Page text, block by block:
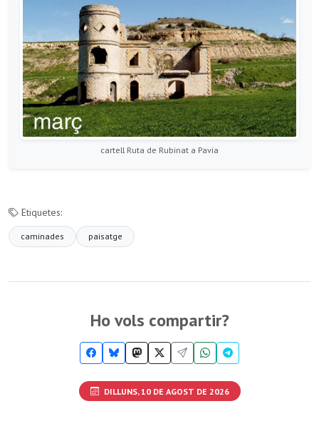
cartell Ruta de Rubinat a Pavia
Etiquetes:
caminades paisatge
Ho vols compartir?
DILLUNS, 10 DE AGOST DE 2026